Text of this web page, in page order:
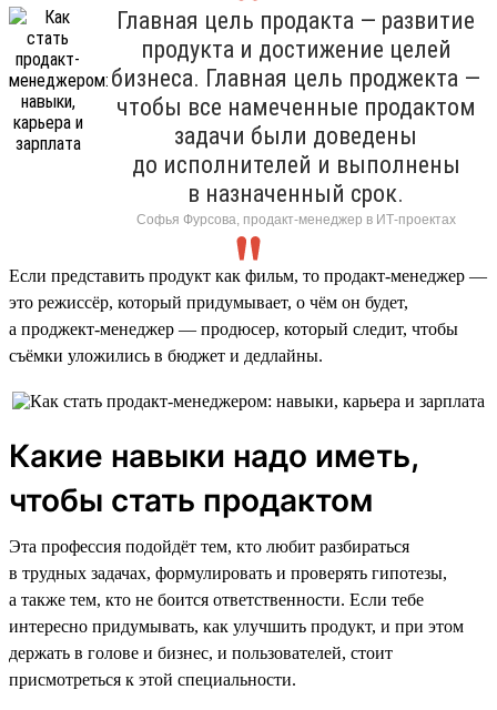
Главная цель продакта — развитие
продукта и достижение целей
бизнеса. Главная цель проджекта —
чтобы все намеченные продактом
задачи были доведены
до исполнителей и выполнены
в назначенный срок.
Софья Фурсова, продакт-менеджер в ИТ-проектах
Если представить продукт как фильм, то продакт-менеджер —
это режиссёр, который придумывает, о чём он будет,
а проджект-менеджер — продюсер, который следит, чтобы
съёмки уложились в бюджет и дедлайны.
Какие навыки надо иметь,
чтобы стать продактом
Эта профессия подойдёт тем, кто любит разбираться
в трудных задачах, формулировать и проверять гипотезы,
а также тем, кто не боится ответственности. Если тебе
интересно придумывать, как улучшить продукт, и при этом
держать в голове и бизнес, и пользователей, стоит
присмотреться к этой специальности.